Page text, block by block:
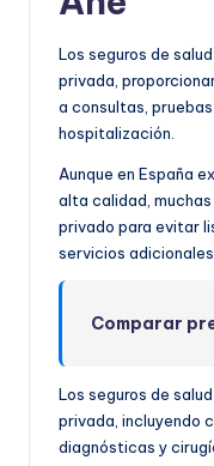
Los seguros de
privada,
a consultas,
hospitalización.
Aunque en España
alta calidad,
privado para evitar
servicios adicionales.
Comparar
Los seguros de
privada, incluyendo
diagnósticas y